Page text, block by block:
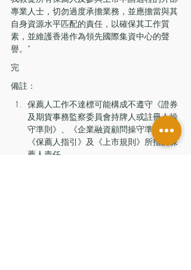
專業人士，切勿過度承擔業務，並應擔當與其
自身資源水平匹配的責任，以確保其工作質
素，並維護香港作為領先國際集資中心的聲
譽。”
完
備註：
保薦人工作不達標可能構成不遵守《證券
及期貨事務監察委員會持牌人或註冊人操
守準則》、《企業融資顧問操守準則》、
《保薦人指引》及《上市規則》所指的保
薦人責任。